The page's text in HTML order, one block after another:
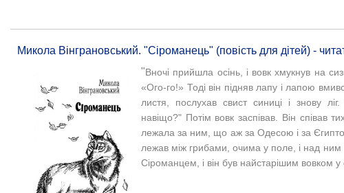
Микола Вінграновський. "Сіроманець" (повість для дітей) -
"Вночі прийшла осінь, і вовк хмукнув на
«Ого-го!» Тоді він підняв лапу і лапою
листя, послухав свист синиці і знову
навіщо?" Потім вовк заспівав. Він співав
лежала за ним, що аж за Одесою і за
лежав між грибами, очима у поле, і над ним
Сіроманцем, і він був найстарішим вовком у